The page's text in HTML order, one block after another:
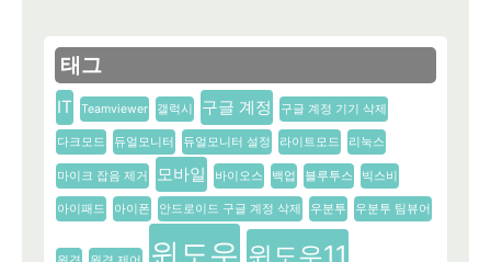
태그
IT Teamviewer 갤럭시 구글 계정 구글 계정 기기 삭제
다크모드 듀얼모니터 듀얼모니터 설정 라이트모드 리눅스
마이크 잡음 제거 모바일 바이오스 백업 블루투스 빅스비
아이패드 아이폰 안드로이드 구글 계정 삭제 우분투 우분투 팀뷰어
윈도우 윈도우11